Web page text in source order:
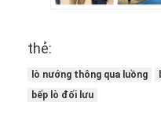
lò nướng bánh pizza
Thiết bị bánh nhỏ
thẻ:
lò nướng thông qua luồng
bếp lò đối lưu